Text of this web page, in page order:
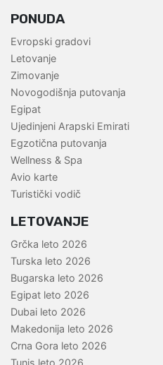
PONUDA
Evropski gradovi
Letovanje
Zimovanje
Novogodišnja putovanja
Egipat
Ujedinjeni Arapski Emirati
Egzotična putovanja
Wellness & Spa
Avio karte
Turistički vodič
LETOVANJE
Grčka leto 2026
Turska leto 2026
Bugarska leto 2026
Egipat leto 2026
Dubai leto 2026
Makedonija leto 2026
Crna Gora leto 2026
Tunis leto 2026